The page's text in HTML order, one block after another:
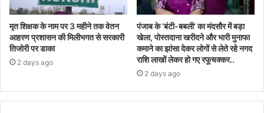
मृत शिक्षक के नाम पर 3 महीने तक वेतन
आहरण प्रशासन की मिलीभगत से सरकारी
तिजोरी पर डाका
2 days ago
पंजाब के ‘बंटी-बबली’ का मंदसौर में बड़ा
खेला, पोस्तदाना खरीदने और भारी मुनाफा
कमाने का झांसा देकर लोगों से लेते रहे नगद
राशि लाखों लेकर हो गए रफूचक्कर..
2 days ago